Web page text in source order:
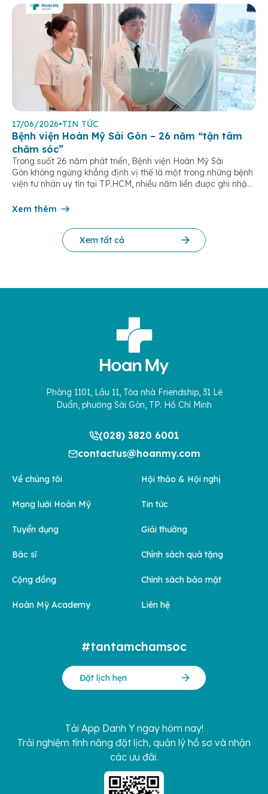
17/06/2026•TIN TỨC
Bệnh viện Hoàn Mỹ Sài Gòn – 26 năm “tận tâm
chăm sóc”
Trong suốt 26 năm phát triển, Bệnh viện Hoàn Mỹ Sài
Gòn không ngừng khẳng định vị thế là một trong những bệnh
viện tư nhân uy tín tại TP.HCM, nhiều năm liền được ghi nhận
tiêu chí đánh giá của Bộ y tế. Điều tạo nên giá trị của […]
Xem thêm
Xem tất cả
Phòng 1101, Lầu 11, Tòa nhà Friendship, 31 Lê
Duẩn, phường Sài Gòn, TP. Hồ Chí Minh
(028) 3820 6001
contactus@hoanmy.com
Về chúng tôi
Mạng lưới Hoàn Mỹ
Tuyển dụng
Bác sĩ
Cộng đồng
Hoàn Mỹ Academy
Hội thảo & Hội nghị
Tin tức
Giải thưởng
Chính sách quà tặng
Chính sách bảo mật
Liên hệ
#tantamchamsoc
Đặt lịch hẹn
Tải App Danh Y ngay hôm nay!
Trải nghiệm tính năng đặt lịch, quản lý hồ sơ và nhận
các ưu đãi.